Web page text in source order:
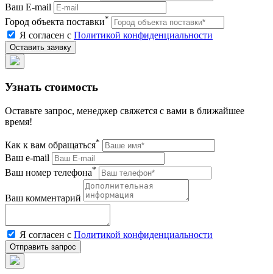
Ваш E-mail
Город объекта поставки*
Я согласен с Политикой конфиденциальности
Узнать стоимость
Оставьте запрос, менеджер свяжется с вами в ближайшее
время!
Как к вам обращаться*
Ваш e-mail
Ваш номер телефона*
Ваш комментарий
Я согласен с Политикой конфиденциальности